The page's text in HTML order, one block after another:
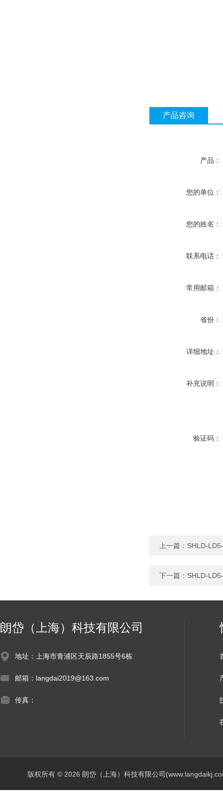
产品咨询
产品：
您的单位：
您的姓名：
联系电话：
常用邮箱：
省份：
详细地址：
补充说明：
验证码：
上一篇： SHLD-
下一篇： SHLD-
朗岱（上海）科技有限公司
地址：上海市青浦区天辰路1855号6栋
邮箱：langdai2019@163.com
传真：
版权所有 © 2026 朗岱（上海）科技有限公司